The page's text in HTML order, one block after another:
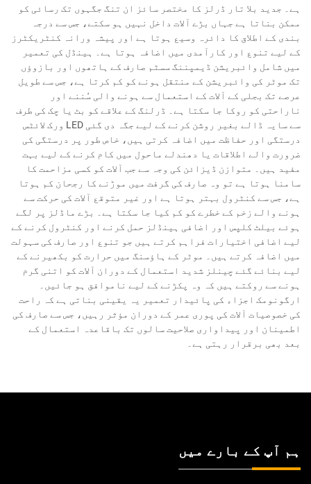
ہے۔ جدید بلا تار ڈرلز کا مختصر سائز ان تنگ جگہوں تک رسائی کو
ممکن بناتا ہے جہاں بڑے آلات داخل نہیں ہو سکتے، جس سے درجہ
بندی کے اطلاق کا دائرہ وسیع ہوتا ہے اور پیشہ ورانہ کنٹریکٹرز
کے لیے تنوع اور کارآمدی میں اضافہ ہوتا ہے۔ ہینڈل کی تعمیر
میں شامل وائبریشن ڈیمپننگ سسٹم صارف کے ہاتھوں اور بازوؤں
تک موٹر کی وائبریشن کے منتقل ہونے کو کم کرتا ہے، جس سے طویل
عرصے تک بجلی کے آلات کے استعمال سے ہونے والی سُننے اور
ناراحتی کو روکا جا سکتا ہے۔ ڈرلنگ کے علاقے کو بٹ یا چک کی طرف
سے سایہ ڈالے بغیر روشن کرنے کے لیے جگہ دی گئی LED ورک لائٹس
درستگی اور حفاظت میں اضافہ کرتی ہیں، خاص طور پر درستگی کی
ضرورت والے اطلاقات یا دھندلے ماحول میں کام کرنے کے لیے بہت
مفید ہیں۔ متوازن ڈیزائن کی وجہ سے جب آلات کو کسی مزاحمت کا
سامنا ہوتا ہے تو وہ صارف کی گرفت میں موڑنے کا رجحان کم ہوتا
ہے، جس سے کنٹرول بہتر ہوتا ہے اور غیر متوقع آلات کی حرکت سے
ہونے والے زخم کے خطرے کو کم کیا جا سکتا ہے۔ بڑے ماڈلز پر لگے
ہوئے بیلٹ کلپس اور اضافی ہینڈلز حمل کرنے اور کنٹرول کرنے کے
لیے اضافی اختیارات فراہم کرتے ہیں جو تنوع اور صارف کی سہولت
میں اضافہ کرتے ہیں۔ موٹر کے ہاؤسنگ میں حرارت کو بکھیرنے کے
لیے بنائے گئے چینلز شدید استعمال کے دوران آلات کو اتنی گرم
ہونے سے روکتے ہیں کہ وہ پکڑنے کے لیے ناموافق ہو جائیں۔
ارگونومک اجزاء کی پائیدار تعمیر یہ یقینی بناتی ہے کہ راحت
کی خصوصیات آلات کی پوری عمر کے دوران مؤثر رہیں، جس سے صارف کی
اطمینان اور پیداواری صلاحیت سالوں تک باقاعدہ استعمال کے
بعد بھی برقرار رہتی ہے۔
ہم آپ کے بارے میں